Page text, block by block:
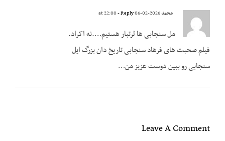
محمد - Reply
مل سنجابی ها لرتبار هستیم….نه اکراد.
فیلم صحبت های فرهاد سنجابی تاریخ دان بزرگ ایل
سنجابی رو ببین دوست عزیز من…
Leave A Comment